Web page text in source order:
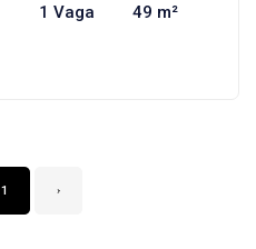
1 Vaga 49 m²
1 ›